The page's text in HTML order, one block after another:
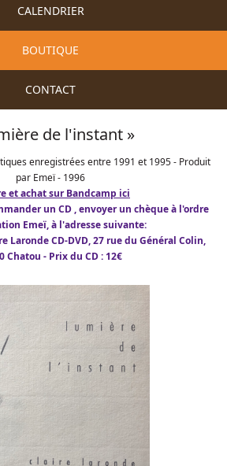
CALENDRIER
BOUTIQUE
CONTACT
de l'instant »
enregistrées entre 1991 et 1995 - Produit
par Emeï - 1996
et achat sur Bandcamp ici
un CD , envoyer un chèque à l'ordre
Emeï, à l'adresse suivante:
Laronde CD-DVD, 27 rue du Général Colin,
Chatou - Prix du CD : 12€